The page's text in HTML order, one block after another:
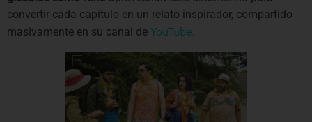
convertir cada capítulo en un relato inspirador, compartido
masivamente en su canal de YouTube.